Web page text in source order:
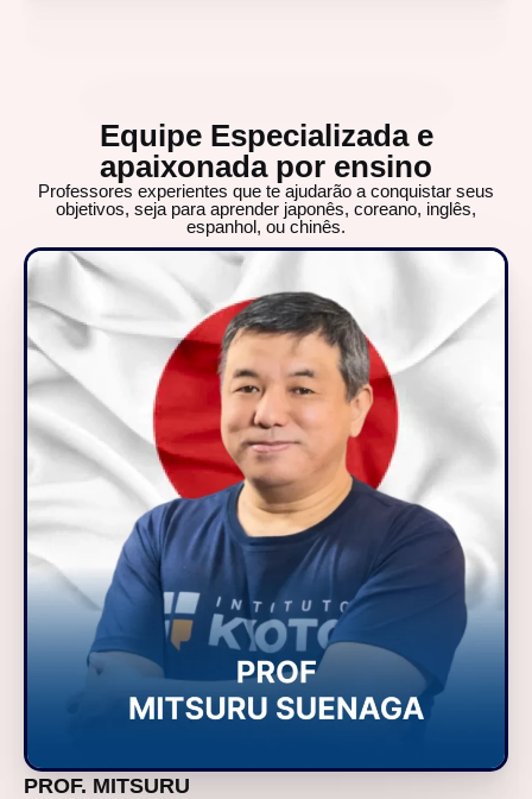
Equipe Especializada e
apaixonada por ensino
Professores experientes que te ajudarão a conquistar seus
objetivos, seja para aprender japonês, coreano, inglês,
espanhol, ou chinês.
PROF. MITSURU